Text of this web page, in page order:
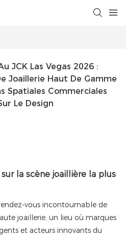
JCK Las Vegas 2026 :
Joaillerie Haut De Gamme
Spatiales Commerciales
Le Design
la scène joaillière la plus
vous incontournable de
joaillerie, un lieu où marques
et acteurs innovants du